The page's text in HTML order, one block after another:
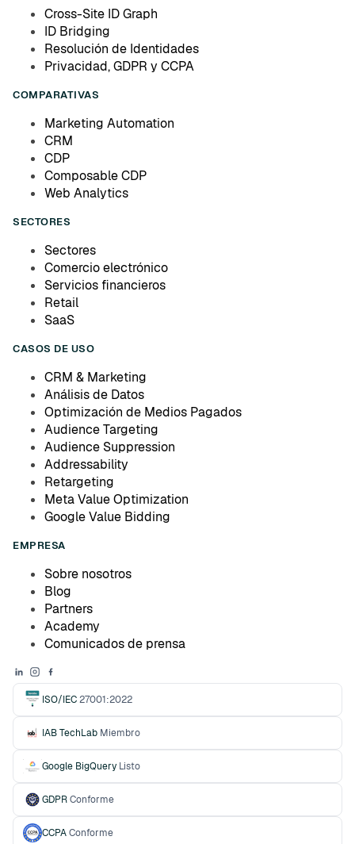
Cross-Site ID Graph
ID Bridging
Resolución de Identidades
Privacidad, GDPR y CCPA
COMPARATIVAS
Marketing Automation
CRM
CDP
Composable CDP
Web Analytics
SECTORES
Sectores
Comercio electrónico
Servicios financieros
Retail
SaaS
CASOS DE USO
CRM & Marketing
Análisis de Datos
Optimización de Medios Pagados
Audience Targeting
Audience Suppression
Addressability
Retargeting
Meta Value Optimization
Google Value Bidding
EMPRESA
Sobre nosotros
Blog
Partners
Academy
Comunicados de prensa
ISO/IEC27001:2022
IAB TechLab Miembro
Google BigQuery Listo
GDPRConforme
CCPAConforme